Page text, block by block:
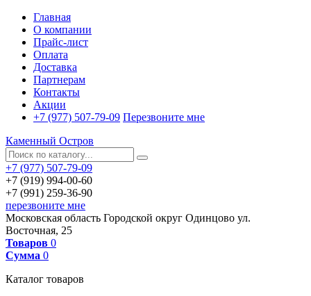
Главная
О компании
Прайс-лист
Оплата
Доставка
Партнерам
Контакты
Акции
+7 (977) 507-79-09 Перезвоните мне
Каменный Остров
+7 (977) 507-79-09
+7 (919) 994-00-60
+7 (991) 259-36-90
перезвоните мне
Московская область Городской округ Одинцово ул.
Восточная, 25
Товаров 0
Сумма 0
Каталог товаров